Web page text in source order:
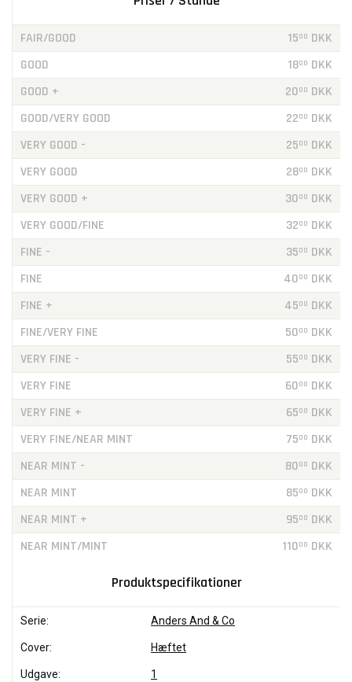
FAIR/GOOD 1500 DKK
GOOD
1800 DKK
GOOD +
2000 DKK
GOOD/VERY GOOD
2200 DKK
VERY GOOD -
2500 DKK
VERY GOOD
2800 DKK
VERY GOOD +
3000 DKK
VERY GOOD/FINE
3200 DKK
FINE -
3500 DKK
FINE
4000 DKK
FINE +
4500 DKK
FINE/VERY FINE
5000 DKK
VERY FINE -
5500 DKK
VERY FINE
6000 DKK
VERY FINE +
6500 DKK
VERY FINE/NEAR MINT
7500 DKK
NEAR MINT -
8000 DKK
NEAR MINT
8500 DKK
NEAR MINT +
9500 DKK
NEAR MINT/MINT
11000 DKK
Produktspecifikationer
Serie: Anders And & Co
Cover: Hæftet
Udgave: 1